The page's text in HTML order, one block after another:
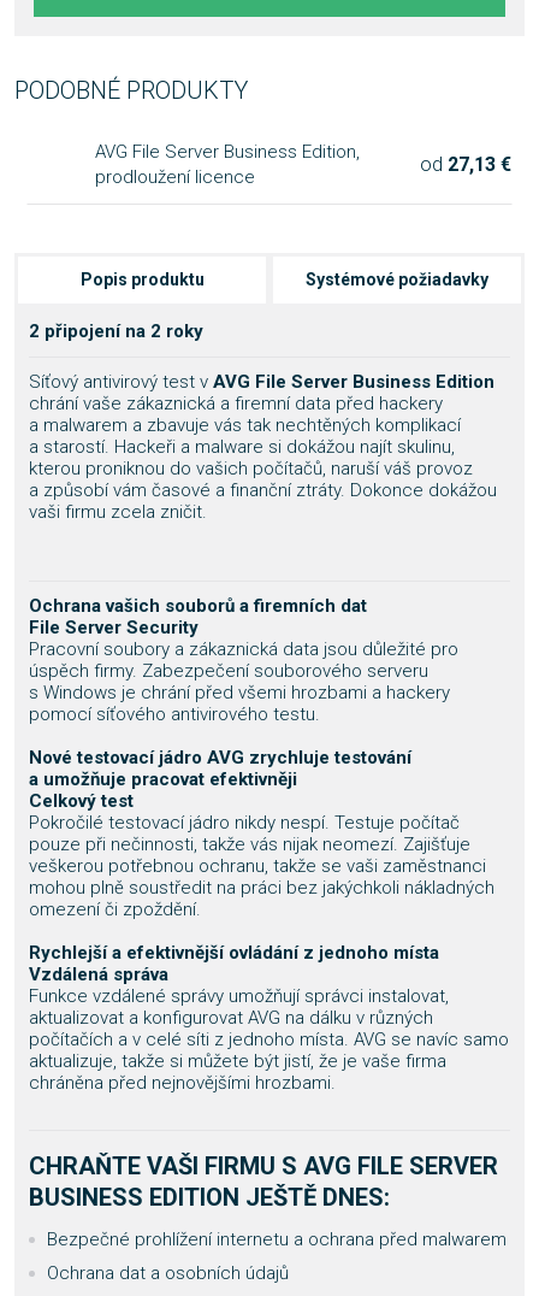
PODOBNÉ PRODUKTY
AVG File Server Business Edition,
prodloužení licence
od 27,13 €
Popis produktu Systémové požiadavky
2 připojení na 2 roky
Síťový antivirový test v AVG File Server Business Edition
chrání vaše zákaznická a firemní data před hackery
a malwarem a zbavuje vás tak nechtěných komplikací
a starostí. Hackeři a malware si dokážou najít skulinu,
kterou proniknou do vašich počítačů, naruší váš provoz
a způsobí vám časové a finanční ztráty. Dokonce dokážou
vaši firmu zcela zničit.
Ochrana vašich souborů a firemních dat
File Server Security
Pracovní soubory a zákaznická data jsou důležité pro
úspěch firmy. Zabezpečení souborového serveru
s Windows je chrání před všemi hrozbami a hackery
pomocí síťového antivirového testu.
Nové testovací jádro AVG zrychluje testování
a umožňuje pracovat efektivněji
Celkový test
Pokročilé testovací jádro nikdy nespí. Testuje počítač
pouze při nečinnosti, takže vás nijak neomezí. Zajišťuje
veškerou potřebnou ochranu, takže se vaši zaměstnanci
mohou plně soustředit na práci bez jakýchkoli nákladných
omezení či zpoždění.
Rychlejší a efektivnější ovládání z jednoho místa
Vzdálená správa
Funkce vzdálené správy umožňují správci instalovat,
aktualizovat a konfigurovat AVG na dálku v různých
počítačích a v celé síti z jednoho místa. AVG se navíc samo
aktualizuje, takže si můžete být jistí, že je vaše firma
chráněna před nejnovějšími hrozbami.
CHRAŇTE VAŠI FIRMU S AVG FILE SERVER
BUSINESS EDITION JEŠTĚ DNES:
Bezpečné prohlížení internetu a ochrana před malwarem
Ochrana dat a osobních údajů